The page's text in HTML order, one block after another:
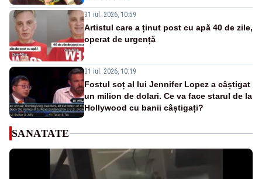
31 iul. 2026, 10:59
Artistul care a ținut post cu apă 40 de zile,
operat de urgență
31 iul. 2026, 10:19
Fostul soț al lui Jennifer Lopez a câștigat
un milion de dolari. Ce va face starul de la
Hollywood cu banii câștigați?
SANATATE